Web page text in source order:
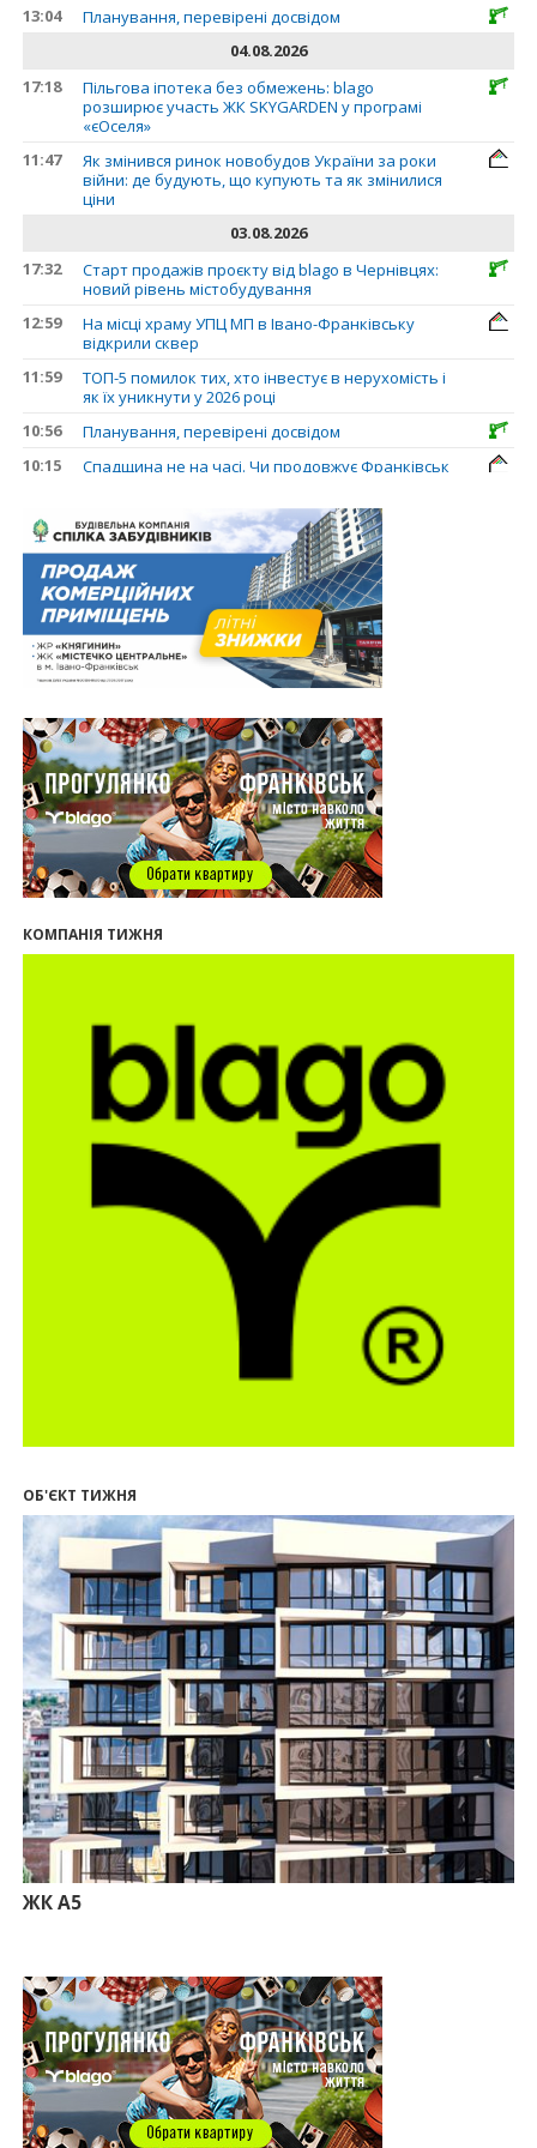
13:04
Планування, перевірені досвідом
04.08.2026
17:18
Пільгова іпотека без обмежень: blago
розширює участь ЖК SKYGARDEN у програмі
«єОселя»
11:47
Як змінився ринок новобудов України за роки
війни: де будують, що купують та як змінилися
ціни
03.08.2026
17:32
Старт продажів проєкту від blago в Чернівцях:
новий рівень містобудування
12:59
На місці храму УПЦ МП в Івано-Франківську
відкрили сквер
11:59
ТОП-5 помилок тих, хто інвестує в нерухомість і
як їх уникнути у 2026 році
10:56
Планування, перевірені досвідом
10:15
Спадщина не на часі. Чи продовжує Франківськ
31.07.2026
13:35
У Франківську анонсували новий житловий
масив «Надрічний»
30.07.2026
15:01
Ринок житла зміщується на захід: Франківськ —
серед лідерів за зростанням цін на новобудови
Панчишин про спадщину, забудову та
майбутнє міста
29.07.2026
13:31
Спадщина не на часі. Чи продовжує Франківськ
втрачати пам’ятки?
12:26
В Івано-Франківську розпочали будівництво
нового житлового масиву «Надрічний»
фахівців ринку нерухомості та девелоперів
для Івано-Франківська
Поліція затримала банду, яка привласнили
квартири у Києві та Франківську на понад 2,6
млн гривень
22.07.2026
Літо вигідних інвестицій: комерційні
приміщення зі знижками
21.07.2026
Як вибрати кольори для кухні у 2026 році
20.07.2026
У Поляниці та Франківську прокуратура стягує
понад 13 млн грн пайових внесків
17.07.2026
SKYGARDEN
11:50
Ведення фасадних робіт у 36 корпусі ЖР
“Княгинин”
09:24
Новобудови Франківська стрімко дорожчають:
скільки в середньому коштує квадратний метр
15.07.2026
12:06
На Франківщині житло за «єОселею» дешевше
на 21%
13.07.2026
10:56
У Франківську не знайшлося охочих купити
офісний комплекс збанкрутілої компанії з групи
«Приват»
09:25
Податок на нерухомість з 1 липня: як дізнатися
суму і правильно сплатити кошти
правила «єОселі» працюють на Прикарпатті
08.07.2026
14:00
Як поєднувати кольори в інтер’єрі: тренди 2026
року
12:38
Компанія співвласниці "Буковелю" викупить
землю в центрі Івано-Франківська
КОМПАНІЯ ТИЖНЯ
ОБ'ЄКТ ТИЖНЯ
ЖК А5